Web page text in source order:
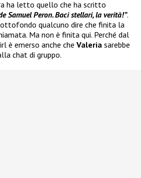
ha letto quello che ha scritto
Samuel Peron. Baci stellari, la verità!”.
qualcuno dire che finita la
Ma non è finita qui. Perché dal
è emerso anche che Valeria sarebbe
chat di gruppo.